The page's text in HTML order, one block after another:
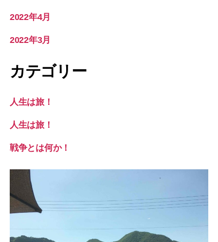
2022年4月
2022年3月
カテゴリー
人生は旅！
人生は旅！
戦争とは何か！